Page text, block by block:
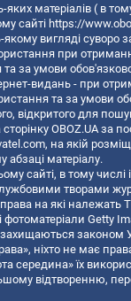
матеріалів ( в
сайті https://
вигляді суворо
при
та за умови
видань - при
та за умови
відкритого для
OBOZ.UA за
, на якій
абзаці матеріалу.
сайті, в тому числі
творами
на які належать
фотоматеріали Getty
законом
ніхто не має
середина» їх
відтворенню,